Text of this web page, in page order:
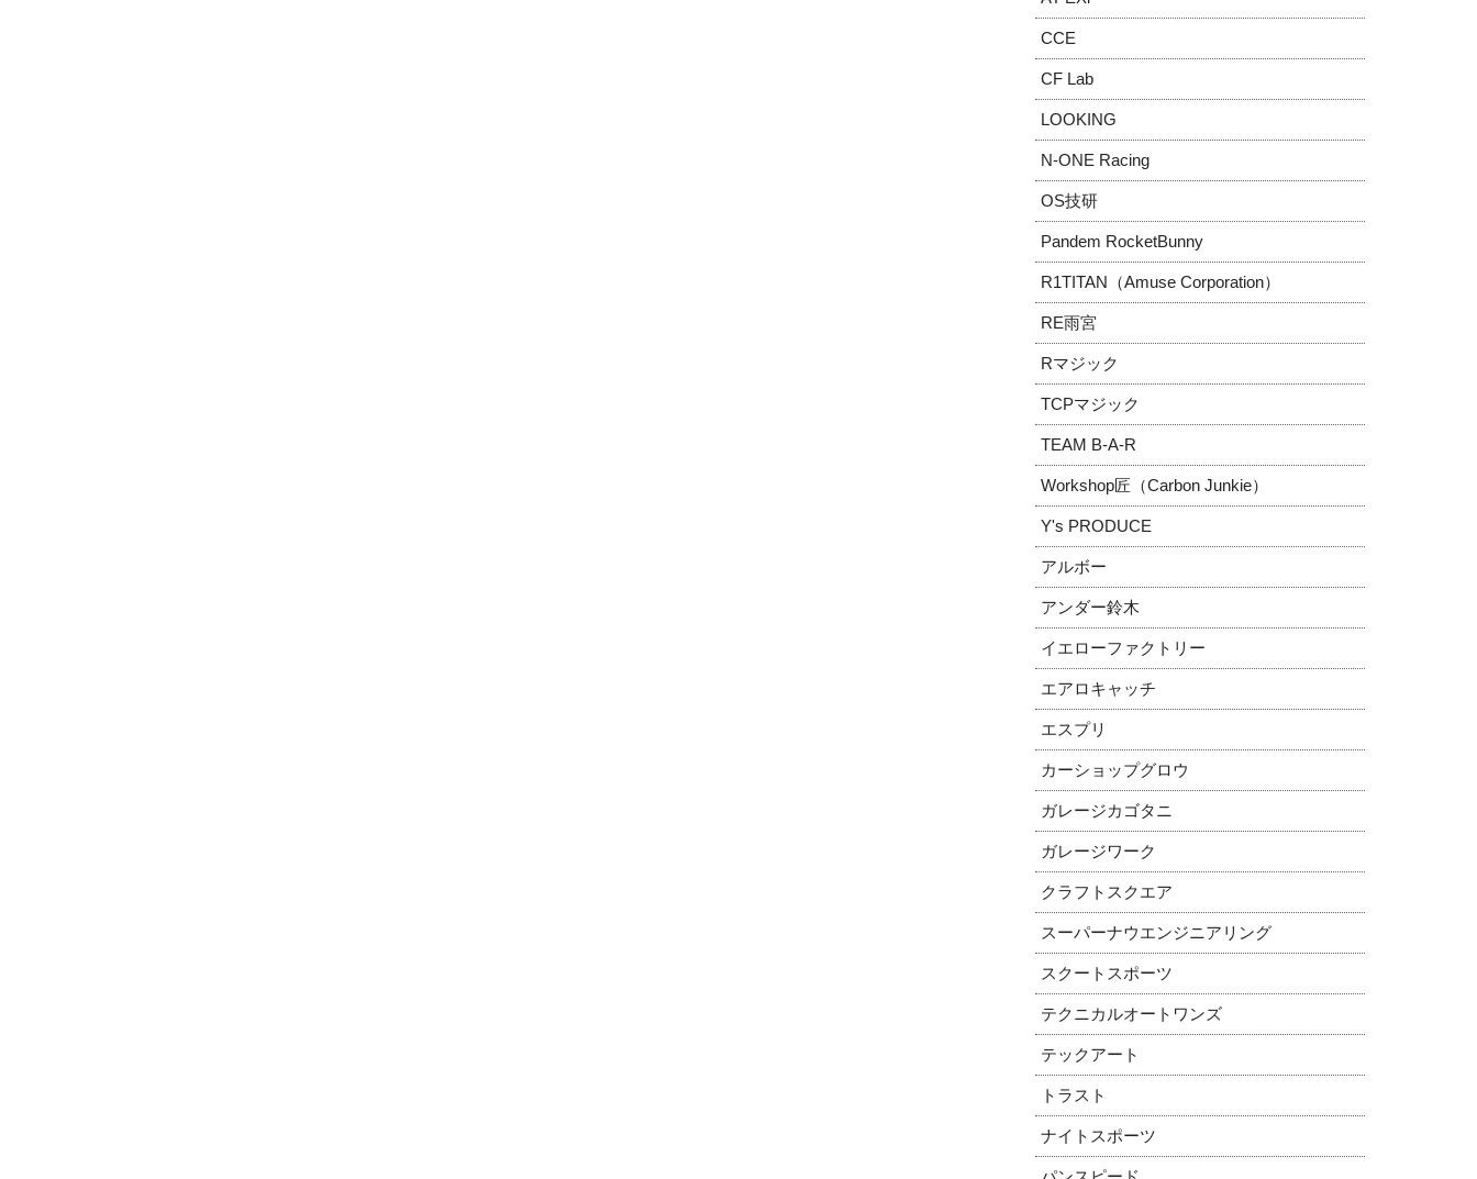
CCE
CF Lab
LOOKING
N-ONE Racing
OS技研
Pandem RocketBunny
R1TITAN（Amuse Corporation）
RE雨宮
Rマジック
TCPマジック
TEAM B-A-R
Workshop匠（Carbon Junkie）
Y's PRODUCE
アルボー
アンダー鈴木
イエローファクトリー
エアロキャッチ
エスプリ
カーショップグロウ
ガレージカゴタニ
ガレージワーク
クラフトスクエア
スーパーナウエンジニアリング
スクートスポーツ
テクニカルオートワンズ
テックアート
トラスト
ナイトスポーツ